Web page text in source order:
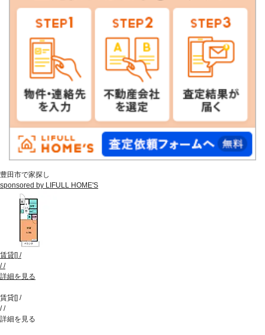
豊田市で家探し
sponsored by LIFULL HOME'S
賃貸[] /
//
詳細を見る
賃貸[] /
//
詳細を見る